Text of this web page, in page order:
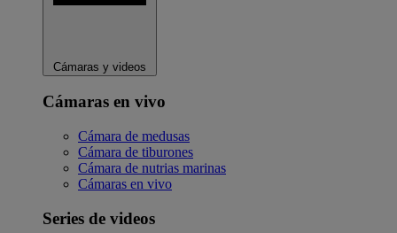
Cámaras y videos
Cámaras en vivo
Cámara de medusas
Cámara de tiburones
Cámara de nutrias marinas
Cámaras en vivo
Series de videos